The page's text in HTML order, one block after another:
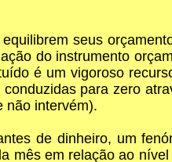
seus
do instrumento
é um vigoroso
para zero
não intervém).
de dinheiro, um
mês em relação ao nível